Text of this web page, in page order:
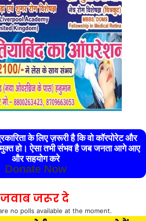
के लिए ज़रूरी है कि वो कॉरपोरेट और
हो। ऐसा तभी संभव है जब जनता आगे आए
और सहयोग करे
Donate Now
जवाब जरूर दे
no polls available at the moment.